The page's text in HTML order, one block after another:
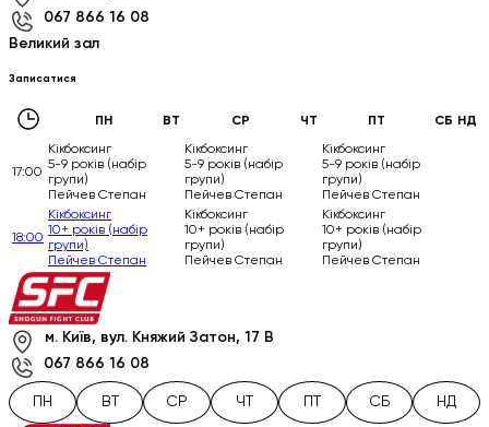
067 866 16 08
Великий зал
Записатися
ПН ВТ СР ЧТ ПТ СБ НД
17:00
Кікбоксинг
5-9 років (набір
групи)
Пейчев Степан
Кікбоксинг
5-9 років (набір
групи)
Пейчев Степан
Кікбоксинг
5-9 років (набір
групи)
Пейчев Степан
18:00
Кікбоксинг
10+ років (набір
групи)
Пейчев Степан
Кікбоксинг
10+ років (набір
групи)
Пейчев Степан
Кікбоксинг
10+ років (набір
групи)
Пейчев Степан
м. Київ, вул. Княжий Затон, 17 В
067 866 16 08
ПН ВТ СР ЧТ СБ НД